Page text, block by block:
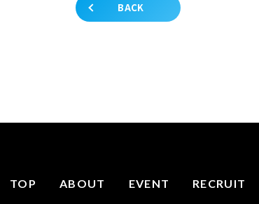
BACK
TOP ABOUT EVENT RECRUIT